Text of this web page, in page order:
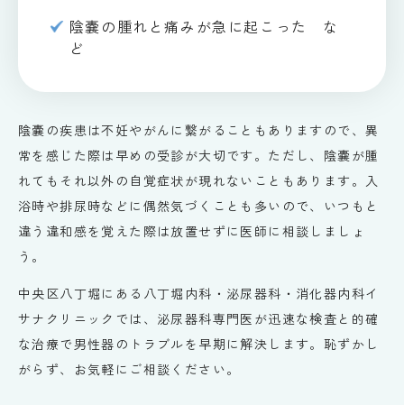
陰嚢の腫れと痛みが急に起こった な
ど
陰嚢の疾患は不妊やがんに繋がることもありますので、異
常を感じた際は早めの受診が大切です。ただし、陰嚢が腫
れてもそれ以外の自覚症状が現れないこともあります。入
浴時や排尿時などに偶然気づくことも多いので、いつもと
違う違和感を覚えた際は放置せずに医師に相談しましょ
う。
中央区八丁堀にある八丁堀内科・泌尿器科・消化器内科イ
サナクリニックでは、泌尿器科専門医が迅速な検査と的確
な治療で男性器のトラブルを早期に解決します。恥ずかし
がらず、お気軽にご相談ください。